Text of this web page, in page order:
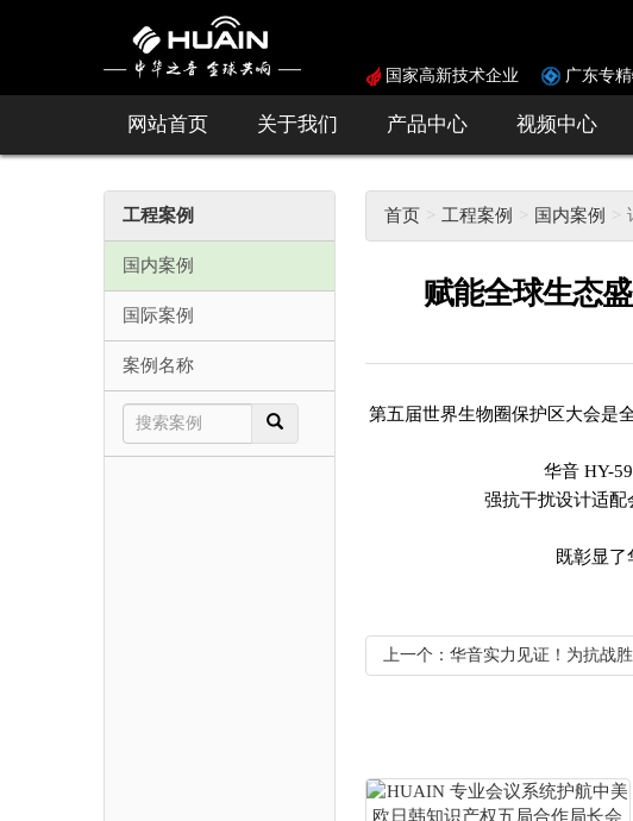
国家高新技术企业 广东专
网站首页 关于我们 产品中心 视频中心
工程案例
国内案例
国际案例
案例名称
首页 工程案例 国内案例
赋能全球生态
第五届世界生物圈保护区大会是
华音 HY-
强抗干扰设计适配
既彰显了
上一个：华音实力见证！为抗战